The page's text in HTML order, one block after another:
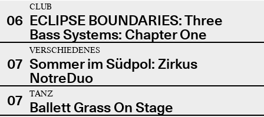
06
CLUB
ECLIPSE BOUNDARIES: Three
Bass Systems: Chapter One
07
VERSCHIEDENES
Sommer im Südpol: Zirkus
NotreDuo
07
TANZ
Ballett Grass On Stage